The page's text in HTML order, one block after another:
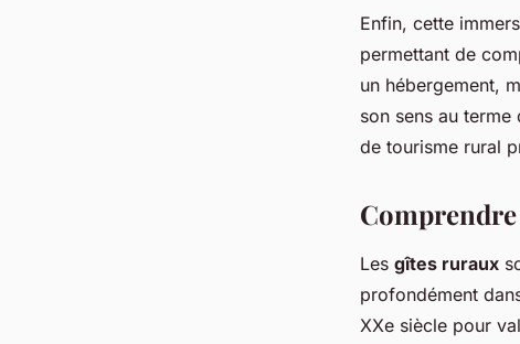
Enfin, cette
permettant de
un hébergement,
son sens au terme
de tourisme rural
Les gîtes ruraux
profondément
XXe siècle pour